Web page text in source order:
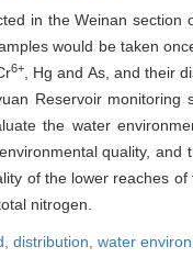
in the Weinan
would be taken
6+, Hg and As, and their
Reservoir
the water
quality,
of the lower reaches
nitrogen.
distribution, water